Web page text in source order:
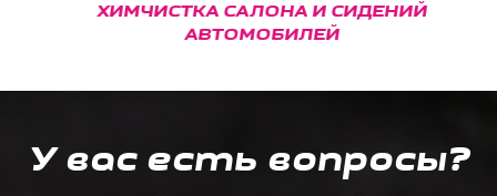
ХИМЧИСТКА САЛОНА И СИДЕНИЙ
АВТОМОБИЛЕЙ
У вас есть вопросы?